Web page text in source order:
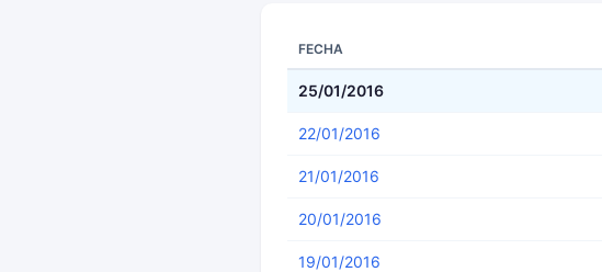
FECHA
25/01/2016
22/01/2016
21/01/2016
20/01/2016
19/01/2016